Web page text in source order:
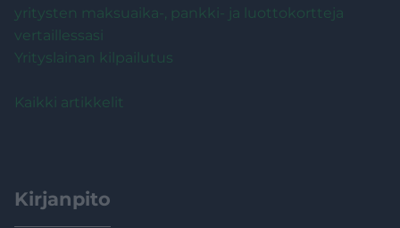
yritysten maksuaika-, pankki- ja luottokortteja
vertaillessasi
Yrityslainan kilpailutus
Kaikki artikkelit
Kirjanpito